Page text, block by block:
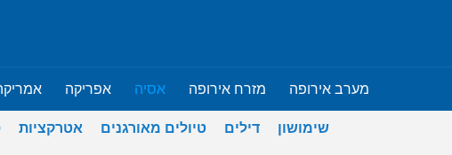
מערב אירופה מזרח אירופה אסיה אפריקה
שימושון דילים טיולים מאורגנים אטרקציות